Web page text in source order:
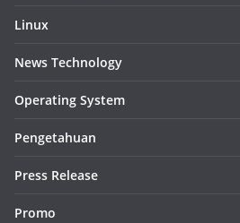
Linux
News Technology
Operating System
Pengetahuan
Press Release
Promo